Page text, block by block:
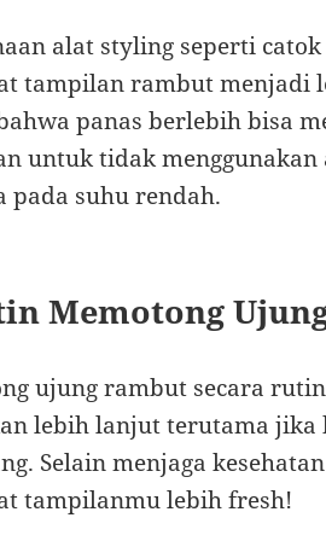
alat styling seperti
tampilan rambut menjadi
panas berlebih bisa
untuk tidak
pada suhu rendah.
Memotong
ujung rambut secara
lebih lanjut terutama
Selain menjaga
tampilanmu lebih fresh!